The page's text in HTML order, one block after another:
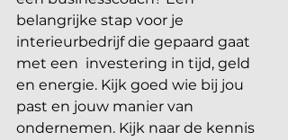
belangrijke stap voor je
interieurbedrijf die gepaard gaat
met een  investering in tijd, geld
en energie. Kijk goed wie bij jou
past en jouw manier van
ondernemen. Kijk naar de kennis